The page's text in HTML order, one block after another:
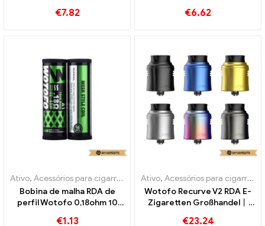
Custom
€7.82
cigarros eletrônicos
€6.62
Ativo, Acessórios para cigarros eletrônicos
Bobina de malha RDA de
perfil Wotofo 0,18ohm 10
€1.13
Ativo, Acessórios para cigarros eletrônicos
Wotofo Recurve V2 RDA E-
Zigaretten Großhandel丨
€23.24